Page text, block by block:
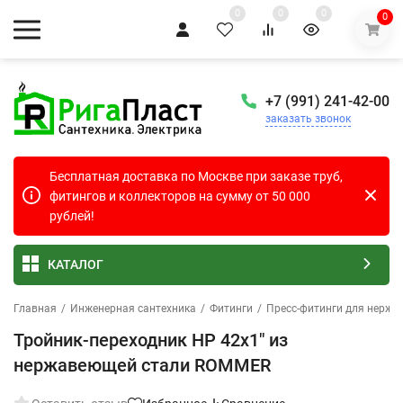
0 0 0 0
+7 (991) 241-42-00
заказать звонок
Бесплатная доставка по Москве при заказе труб,
фитингов и коллекторов на сумму от 50 000
рублей!
КАТАЛОГ
Главная / Инженерная сантехника / Фитинги / Пресс-фитинги для
Тройник-переходник НР 42х1" из
нержавеющей стали ROMMER